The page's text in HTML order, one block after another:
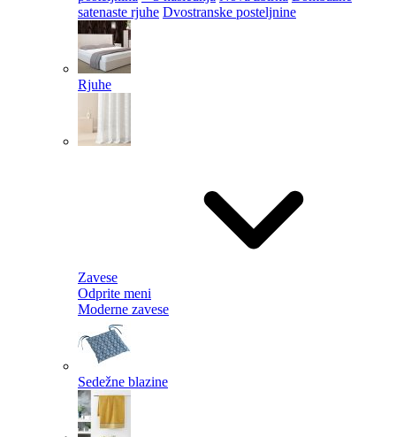
satenaste rjuhe Dvostranske posteljnine
Rjuhe
Zavese
Odprite meni
Moderne zavese
Sedežne blazine